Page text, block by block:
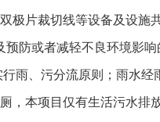
极片裁切线等设备及设施
预防或者减轻不良环境影
行雨、污分流原则；雨水
，本项目仅有生活污水排